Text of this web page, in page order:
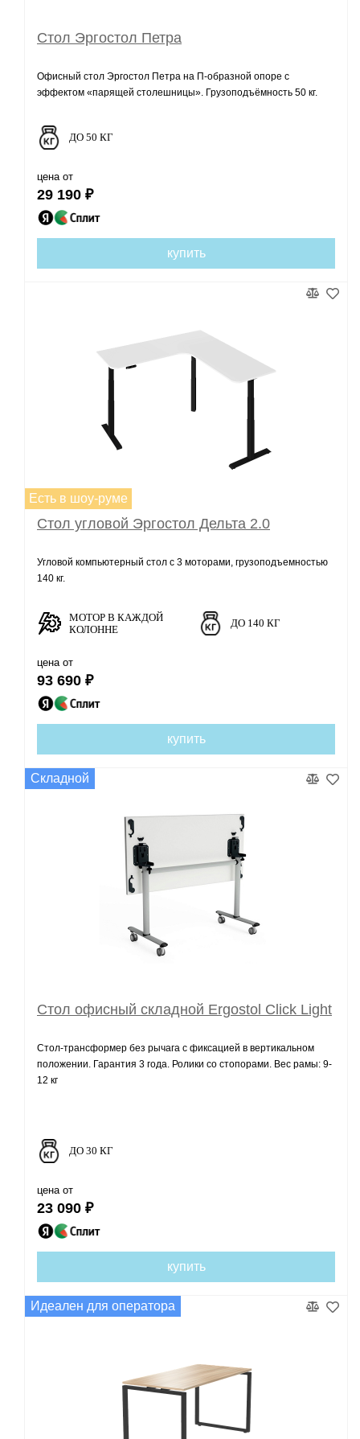
Стол Эргостол Петра
Офисный стол Эргостол Петра на П-образной опоре с
эффектом «парящей столешницы». Грузоподъёмность 50 кг.
ДО 50 КГ
цена от
29 190 ₽
купить
Есть в шоу-руме
Стол угловой Эргостол Дельта 2.0
Угловой компьютерный стол с 3 моторами, грузоподъемностью
140 кг.
МОТОР В КАЖДОЙ
КОЛОННЕ
ДО 140 КГ
цена от
93 690 ₽
купить
Складной
Стол офисный складной Ergostol Click Light
Стол-трансформер без рычага с фиксацией в вертикальном
положении. Гарантия 3 года. Ролики со стопорами. Вес рамы: 9-
12 кг
ДО 30 КГ
цена от
23 090 ₽
купить
Идеален для оператора